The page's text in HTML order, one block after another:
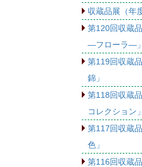
収蔵品展（年
第120回収蔵
―フローラ―」
第119回収蔵
錦」
第118回収蔵
コレクション」
第117回収蔵
色」
第116回収蔵